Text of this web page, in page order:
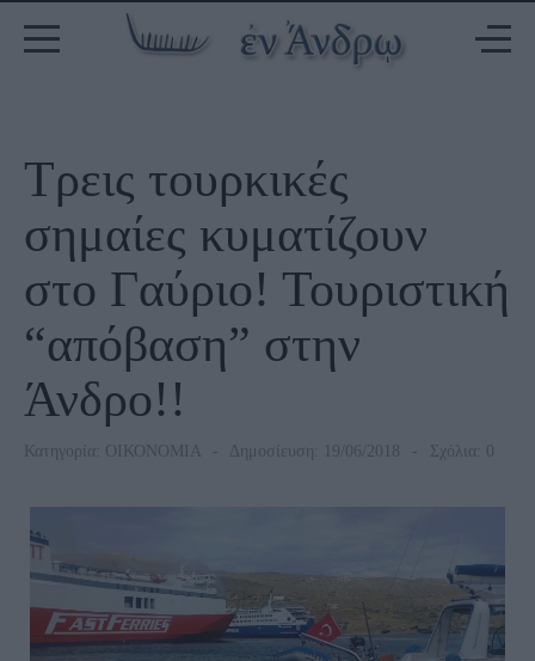
Τρεις τουρκικές
σημαίες κυματίζουν
στο Γαύριο! Τουριστική
“απόβαση” στην
Άνδρο!!
Κατηγορία: ΟΙΚΟΝΟΜΙΑ Δημοσίευση: 19/06/2018 Σχόλια: 0